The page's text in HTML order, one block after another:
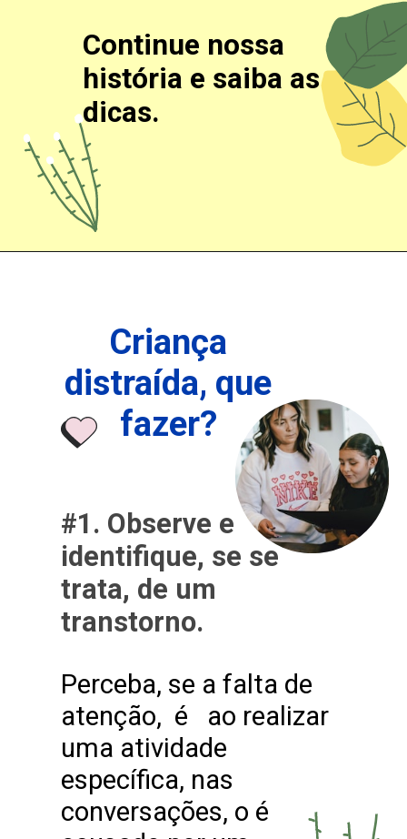
Continue nossa
história e saiba as
dicas.
Criança
distraída, que
fazer?
#1. Observe e
identifique, se se
trata, de um
transtorno.
Perceba, se a falta de
atenção, é ao realizar
uma atividade
específica, nas
conversações, o é